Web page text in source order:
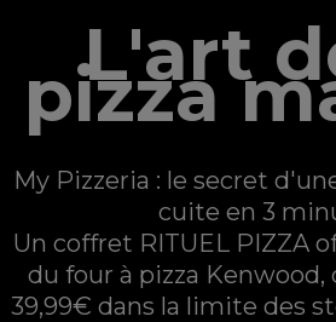
L'art
pizza
My Pizzeria : le secret
cuite en 3
Un coffret RITUEL PIZZA
du four à pizza Kenwood,
39,99€ dans la limite des